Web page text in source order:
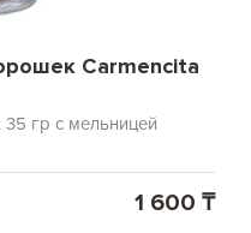
Carmencita
гр с мельницей
1 600 ₸